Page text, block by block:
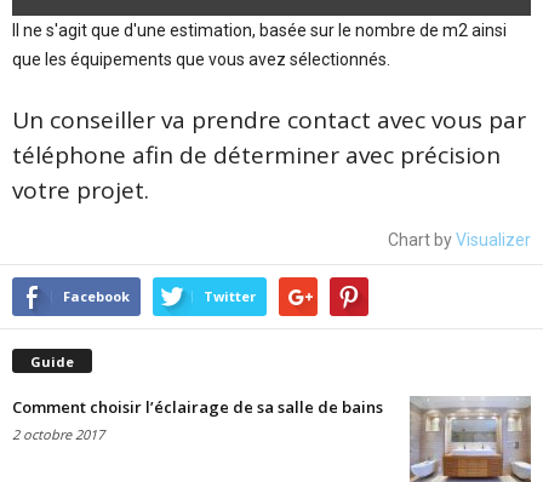
Il ne s'agit que d'une estimation, basée sur le nombre de m2 ainsi
que les équipements que vous avez sélectionnés.
Un conseiller va prendre contact avec vous par
téléphone afin de déterminer avec précision
votre projet.
Chart byVisualizer
Facebook Twitter
Guide
Comment choisir l’éclairage de sa salle de bains
2 octobre 2017